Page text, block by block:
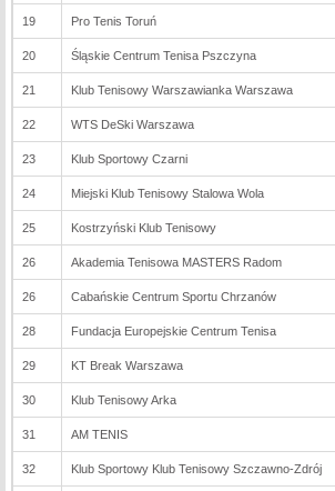
19 Pro Tenis Toruń
20 Śląskie Centrum Tenisa Pszczyna
21 Klub Tenisowy Warszawianka Warszawa
22 WTS DeSki Warszawa
23 Klub Sportowy Czarni
24 Miejski Klub Tenisowy Stalowa Wola
25 Kostrzyński Klub Tenisowy
26 Akademia Tenisowa MASTERS Radom
26 Cabańskie Centrum Sportu Chrzanów
28 Fundacja Europejskie Centrum Tenisa
29 KT Break Warszawa
30 Klub Tenisowy Arka
31 AM TENIS
32 Klub Sportowy Klub Tenisowy Szczawno-Zdrój